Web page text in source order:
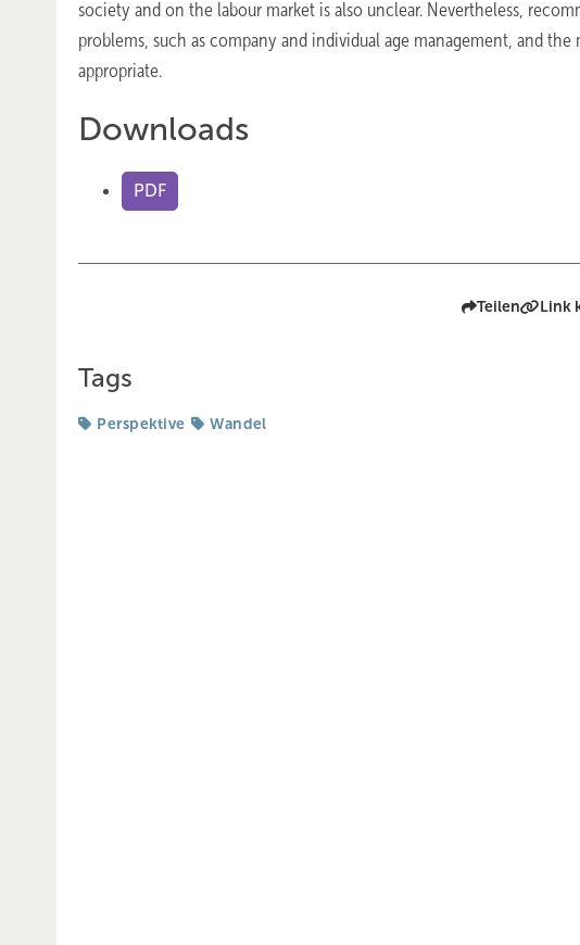
society and on the labour market is also unclear. Nevertheless,
problems, such as company and individual age management, and
appropriate.
Downloads
PDF
Teilen Link
Tags
Perspektive Wandel